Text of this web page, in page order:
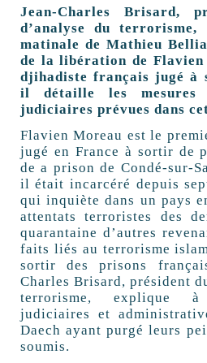
Jean-Charles Brisard,
d’analyse du
matinale de Mathieu
de la libération de
djihadiste français jugé à
il détaille les mesures
judiciaires prévues dans
Flavien Moreau est le
jugé en France à sortir de
de a prison de Condé-sur-
il était incarcéré depuis
qui inquiète dans un pays
attentats terroristes des
quarantaine d’autres
faits liés au terrorisme
sortir des prisons
Charles Brisard, président
terrorisme, explique à
judiciaires et
Daech ayant purgé leurs
soumis.